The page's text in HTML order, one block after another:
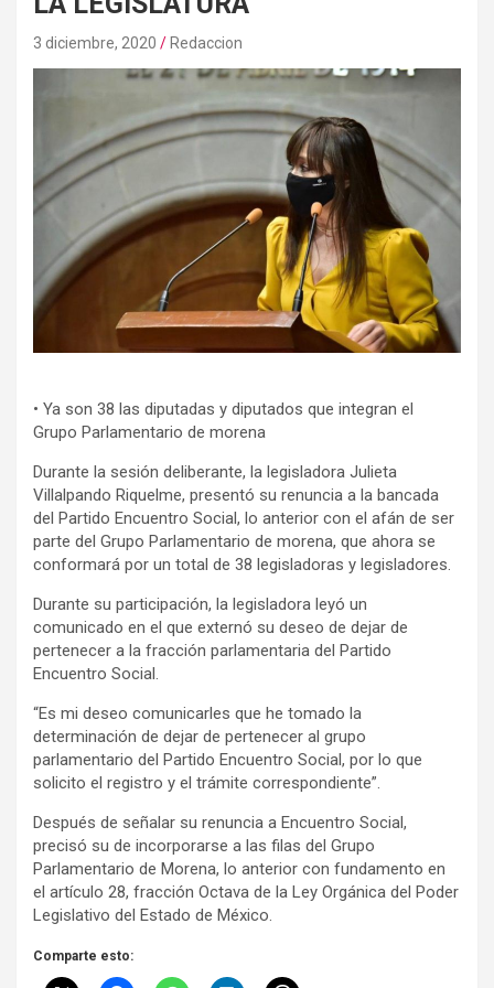
3 diciembre, 2020 Redaccion
• Ya son 38 las diputadas y diputados que integran el
Grupo Parlamentario de morena
Durante la sesión deliberante, la legisladora Julieta
Villalpando Riquelme, presentó su renuncia a la bancada
del Partido Encuentro Social, lo anterior con el afán de ser
parte del Grupo Parlamentario de morena, que ahora se
conformará por un total de 38 legisladoras y legisladores.
Durante su participación, la legisladora leyó un
comunicado en el que externó su deseo de dejar de
pertenecer a la fracción parlamentaria del Partido
Encuentro Social.
“Es mi deseo comunicarles que he tomado la
determinación de dejar de pertenecer al grupo
parlamentario del Partido Encuentro Social, por lo que
solicito el registro y el trámite correspondiente”.
Después de señalar su renuncia a Encuentro Social,
precisó su de incorporarse a las filas del Grupo
Parlamentario de Morena, lo anterior con fundamento en
el artículo 28, fracción Octava de la Ley Orgánica del Poder
Legislativo del Estado de México.
Comparte esto: